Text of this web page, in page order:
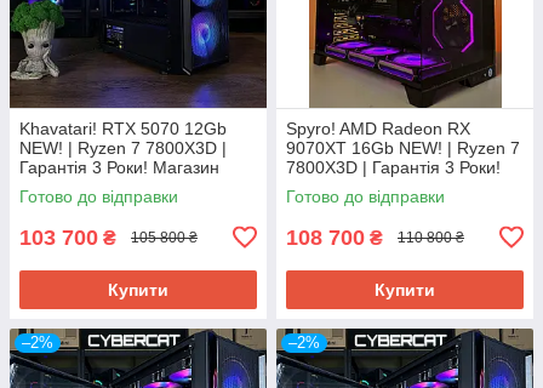
Khavatari! RTX 5070 12Gb
NEW! | Ryzen 7 7800Х3D |
Гарантія 3 Роки! Магазин
Ігровий Компютер ПК від
CyberCat
Готово до відправки
103 700 ₴ 105 800 ₴
Купити
Spyro! AMD Radeon RX
9070XT 16Gb NEW! | Ryzen 7
7800Х3D | Гарантія 3 Роки!
Магазин Ігровий Компютер
ПК від CyberCat
Готово до відправки
108 700 ₴ 110 800 ₴
Купити
–2% –2%